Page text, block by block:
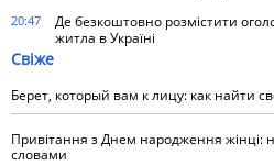
20:47
Де безкоштовно розмістити
житла в Україні
Свіже
Берет, который вам к лицу: как найти
Привітання з Днем народження жінці:
словами